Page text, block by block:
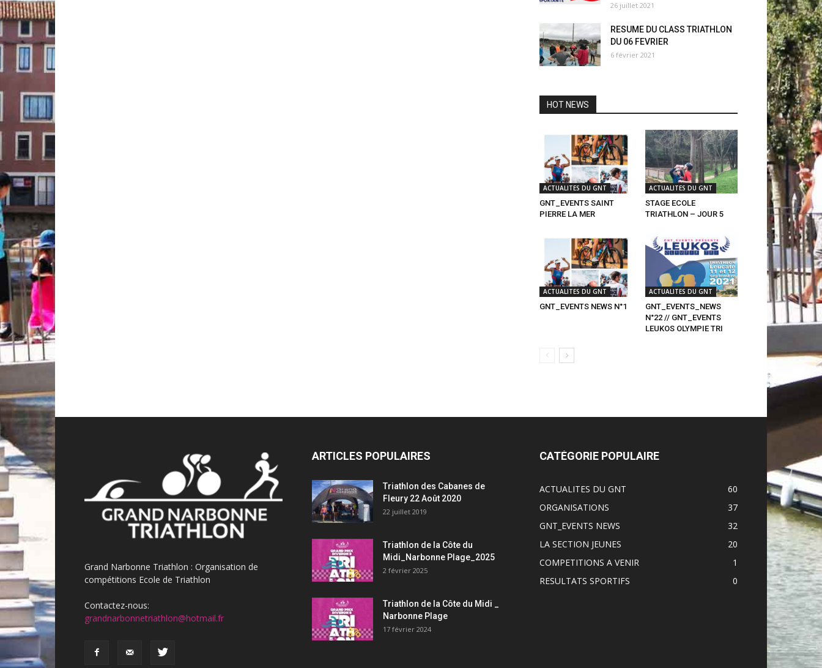
26 juillet 2021
RESUME DU CLASS TRIATHLON
DU 06 FEVRIER
6 février 2021
HOT NEWS
ACTUALITES DU GNT
GNT_EVENTS SAINT
PIERRE LA MER
ACTUALITES DU GNT
STAGE ECOLE
TRIATHLON – JOUR 5
ACTUALITES DU GNT
GNT_EVENTS NEWS N°1
ACTUALITES DU GNT
GNT_EVENTS_NEWS
N°22 // GNT_EVENTS
LEUKOS OLYMPIE TRI
Grand Narbonne Triathlon : Organisation de
compétitions Ecole de Triathlon
Contactez-nous:
grandnarbonnetriathlon@hotmail.fr
ARTICLES POPULAIRES
Triathlon des Cabanes de
Fleury 22 Août 2020
22 juillet 2019
Triathlon de la Côte du
Midi_Narbonne Plage_2025
2 février 2025
Triathlon de la Côte du Midi _
Narbonne Plage
17 février 2024
CATÉGORIE POPULAIRE
ACTUALITES DU GNT
60
ORGANISATIONS
37
GNT_EVENTS NEWS
32
LA SECTION JEUNES
20
COMPETITIONS A VENIR
1
RESULTATS SPORTIFS
0